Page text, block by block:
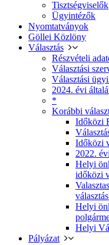
Tisztségviselők
Ügyintézők
Nyomtatványok
Göllei Közlöny
Választás
Részvételi
Választási
Választási
2024. évi
*
Korábbi
Időközi
Időközi
2022.
Helyi
időközi
Helyi
Helyi
Pályázat